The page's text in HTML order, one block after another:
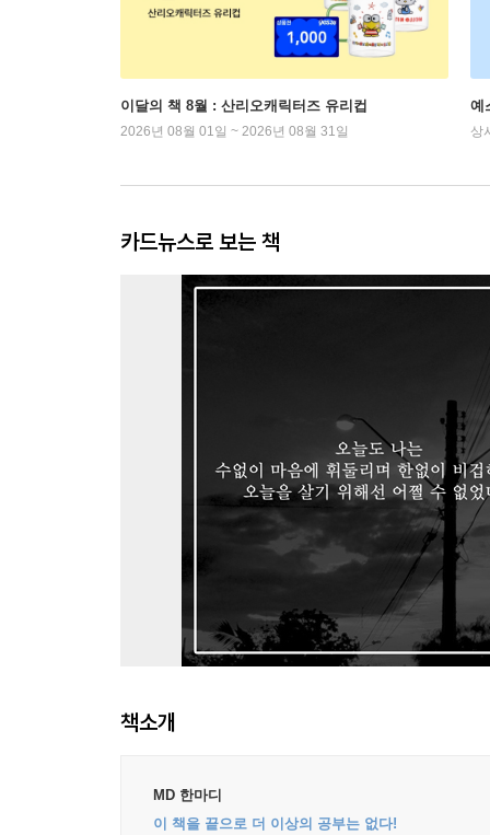
이달의 책 8월 : 산리오캐릭터즈 유리컵
2026년 08월 01일 ~ 2026년 08월 31일
예
상
카드뉴스로 보는 책
책소개
MD 한마디
이 책을 끝으로 더 이상의 공부는 없다!